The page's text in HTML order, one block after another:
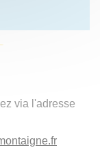
via l'adresse